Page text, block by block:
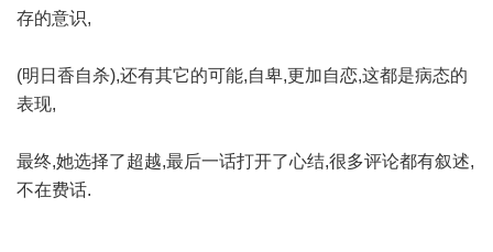
存的意识,
(明日香自杀),还有其它的可能,自卑,更加自恋,这都是病态的
表现,
最终,她选择了超越,最后一话打开了心结,很多评论都有叙述,
不在费话.